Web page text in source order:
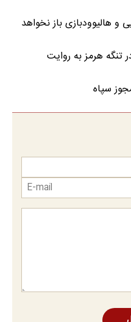
و هالیوودبازی باز نخواهد
تنگه هرمز به روایت